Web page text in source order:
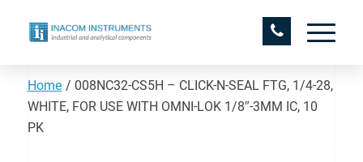
Home / 008NC32-CS5H – CLICK-N-SEAL FTG, 1/4-28,
WHITE, FOR USE WITH OMNI-LOK 1/8″-3MM IC, 10
PK